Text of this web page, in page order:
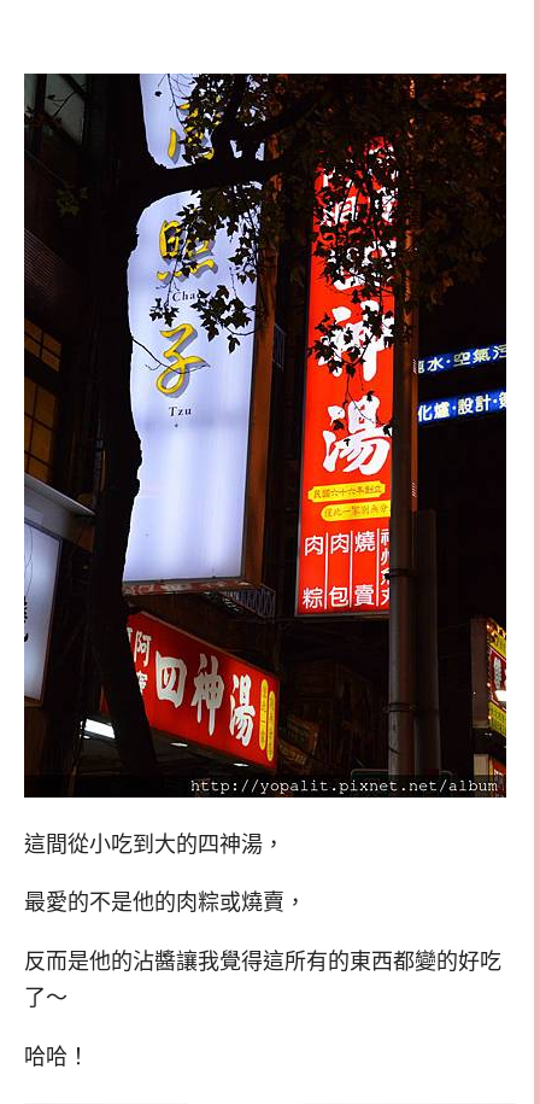
這間從小吃到大的四神湯，
最愛的不是他的肉粽或燒賣，
反而是他的沾醬讓我覺得這所有的東西都變的好吃
了～
哈哈！